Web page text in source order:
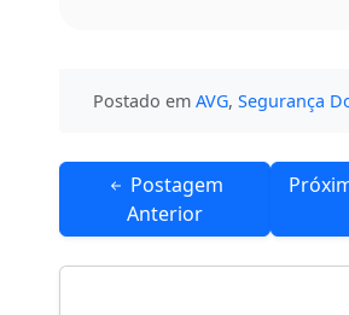
Postado emAVG,Segurança
Navegação
Post
Postagem
Anterior